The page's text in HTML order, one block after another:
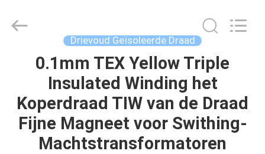
HUIS
PRODUCTEN
VIDEOS
Material
Co,.Ltd.
Drievoud Geïsoleerde Draad
0.1mm TEX Yellow Triple
Insulated Winding het
Koperdraad TIW van de Draad
Fijne Magneet voor Swithing-
Machtstransformatoren